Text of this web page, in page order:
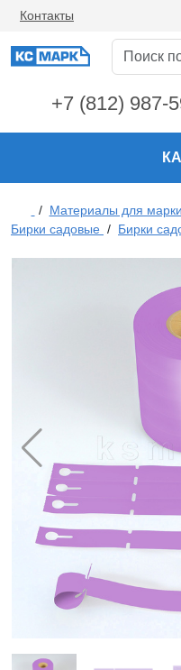
Контакты
+7 (812) 987-
/ Материалы для
Бирки садовые / Бирки